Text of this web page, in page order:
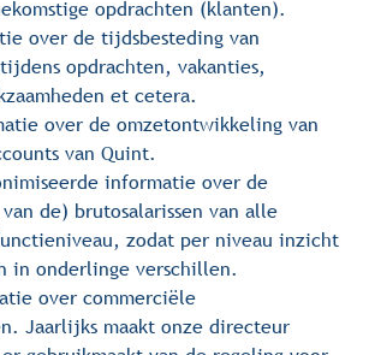
opdrachten (klanten).
over de tijdsbesteding van
opdrachten, vakanties,
et cetera.
over de omzetontwikkeling van
van Quint.
informatie over de
de) brutosalarissen van alle
zodat per niveau inzicht
in onderlinge verschillen.
over commerciële
Jaarlijks maakt onze directeur